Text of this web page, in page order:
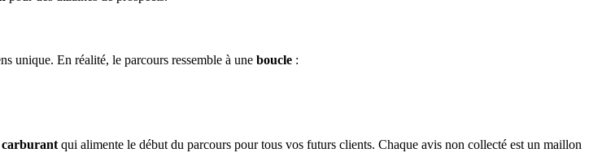
unique. En réalité, le parcours ressemble à une boucle :
carburant qui alimente le début du parcours pour tous vos futurs clients. Chaque avis non collecté est un maillon